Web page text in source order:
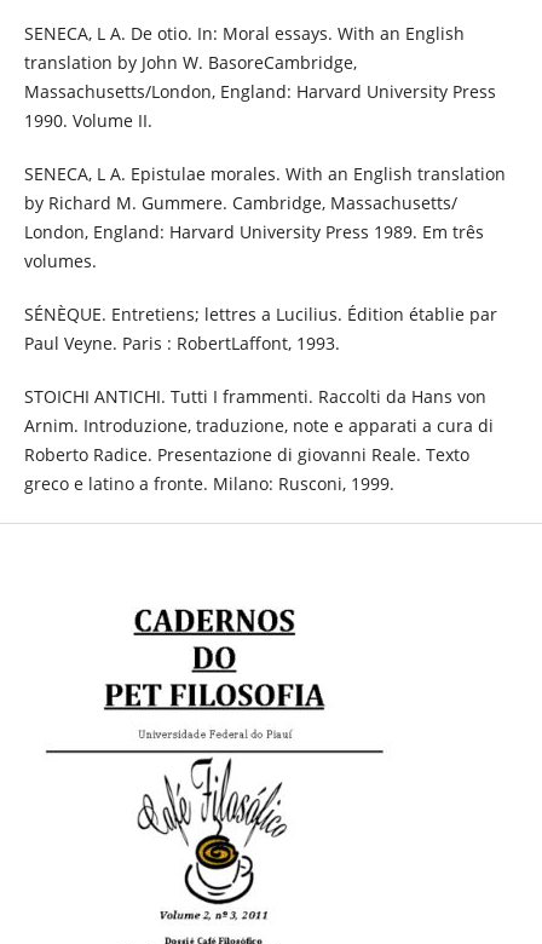
SENECA, L A. De otio. In: Moral essays. With an English
translation by John W. BasoreCambridge,
Massachusetts/London, England: Harvard University Press
1990. Volume II.
SENECA, L A. Epistulae morales. With an English translation
by Richard M. Gummere. Cambridge, Massachusetts/
London, England: Harvard University Press 1989. Em três
volumes.
SÉNÈQUE. Entretiens; lettres a Lucilius. Édition établie par
Paul Veyne. Paris : RobertLaffont, 1993.
STOICHI ANTICHI. Tutti I frammenti. Raccolti da Hans von
Arnim. Introduzione, traduzione, note e apparati a cura di
Roberto Radice. Presentazione di giovanni Reale. Texto
greco e latino a fronte. Milano: Rusconi, 1999.